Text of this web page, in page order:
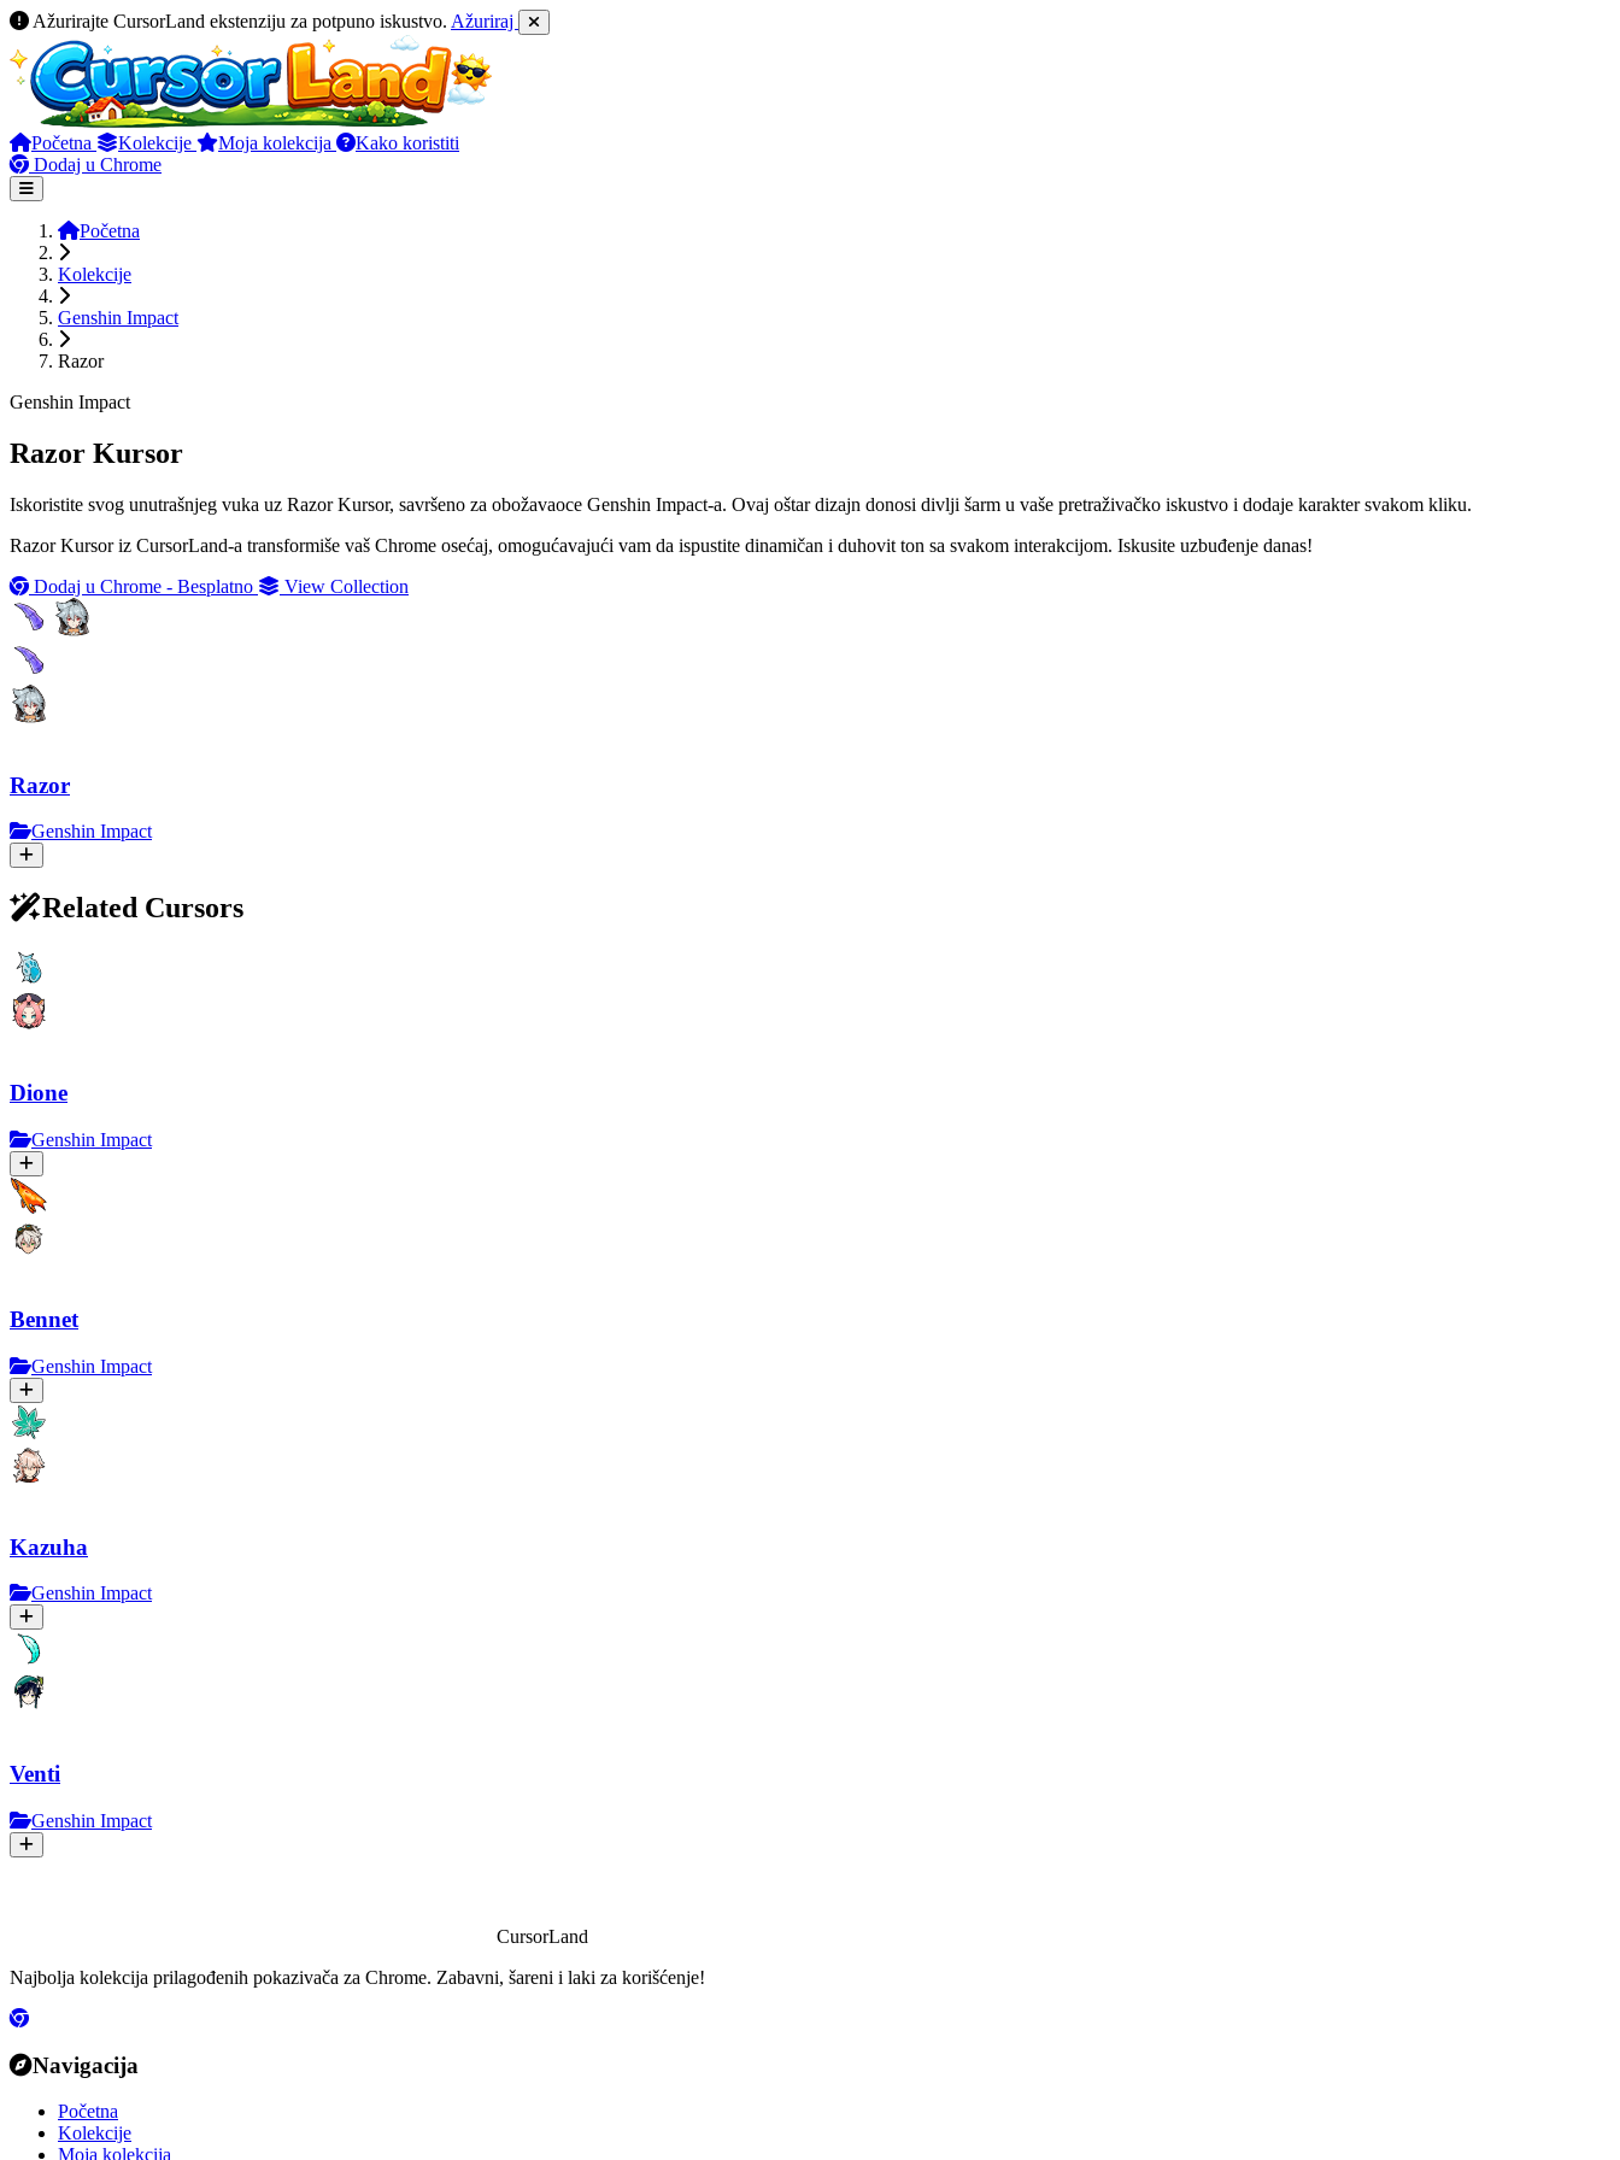
Ažurirajte CursorLand ekstenziju za potpuno iskustvo. Ažuriraj
Početna Kolekcije Moja kolekcija
Kako koristiti
Dodaj u Chrome
Početna
Kolekcije
Genshin Impact
Razor
Genshin Impact
Razor Kursor
Iskoristite svog unutrašnjeg vuka uz Razor Kursor, savršeno za obožavaoce Genshin Impact-a. Ovaj oštar dizajn donosi divlji šarm u vaše pretraživačko iskustvo i dodaje karakter svakom kliku.
Razor Kursor iz CursorLand-a transformiše vaš Chrome osećaj, omogućavajući vam da ispustite dinamičan i duhovit ton sa svakom interakcijom. Iskusite uzbuđenje danas!
Dodaj u Chrome - Besplatno
View Collection
Razor
Genshin Impact
Related Cursors
Dione
Genshin Impact
Bennet
Genshin Impact
Kazuha
Genshin Impact
Venti
Genshin Impact
CursorLand
Najbolja kolekcija prilagođenih pokazivača za Chrome. Zabavni, šareni i laki za korišćenje!
Navigacija
Početna
Kolekcije
Moja kolekcija